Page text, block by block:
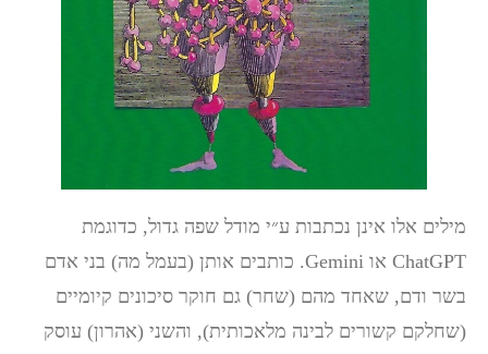
מילים אלו אינן נכתבות ע״י מודל שפה גדול, כדוגמת
ChatGPT או Gemini. כותבים אותן (בעמל מה) בני אדם
בשר ודם, שאחד מהם (שחר) גם חוקר סיכונים קיומיים
(שחלקם קשורים לבינה מלאכותית), והשני (אהרון) עוסק